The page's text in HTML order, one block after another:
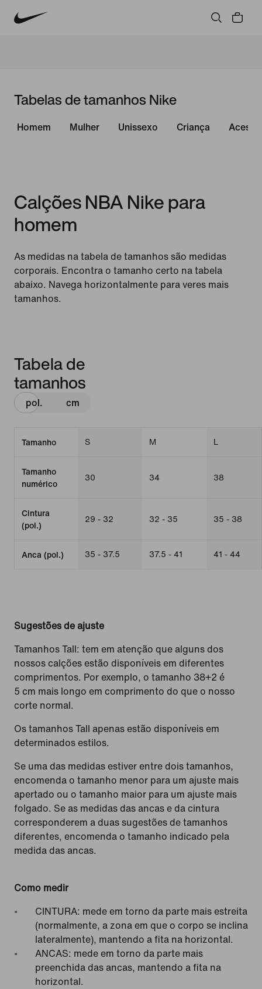
Tabelas de tamanhos Nike
Homem Mulher Unissexo Criança
Calções NBA Nike para
homem
As medidas na tabela de tamanhos são medidas
corporais. Encontra o tamanho certo na tabela
abaixo. Navega horizontalmente para veres mais
tamanhos.
Tabela de
tamanhos
pol. cm
Tamanho S M L
Tamanho
numérico
30 34 38
Cintura
(pol.)
29 - 32 32 - 35 35 - 38
Anca (pol.) 35 - 37.5 37.5 - 41 41 - 44
Sugestões de ajuste
Tamanhos Tall: tem em atenção que alguns dos
nossos calções estão disponíveis em diferentes
comprimentos. Por exemplo, o tamanho 38+2 é
5 cm mais longo em comprimento do que o nosso
corte normal.
Os tamanhos Tall apenas estão disponíveis em
determinados estilos.
Se uma das medidas estiver entre dois tamanhos,
encomenda o tamanho menor para um ajuste mais
apertado ou o tamanho maior para um ajuste mais
folgado. Se as medidas das ancas e da cintura
corresponderem a duas sugestões de tamanhos
diferentes, encomenda o tamanho indicado pela
medida das ancas.
Como medir
CINTURA: mede em torno da parte mais estreita
(normalmente, a zona em que o corpo se inclina
lateralmente), mantendo a fita na horizontal.
ANCAS: mede em torno da parte mais
preenchida das ancas, mantendo a fita na
horizontal.